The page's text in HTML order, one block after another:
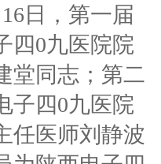
日，第一届
四0九医院院
堂同志；第二
子四0九医院
任医师刘静波